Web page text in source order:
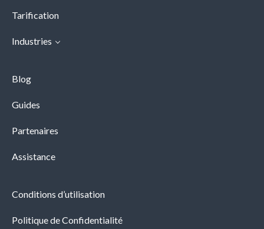
Tarification
Industries
Blog
Guides
Partenaires
Assistance
Conditions d’utilisation
Politique de Confidentialité